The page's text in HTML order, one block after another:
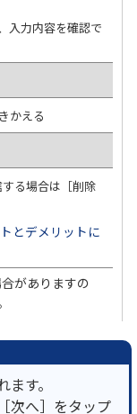
入力内容を確認で
かえる
る場合は［削除
とデメリットに
がありますの
す。
次へ］をタップ